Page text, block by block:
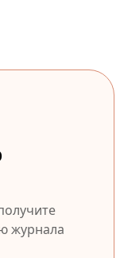
журнала